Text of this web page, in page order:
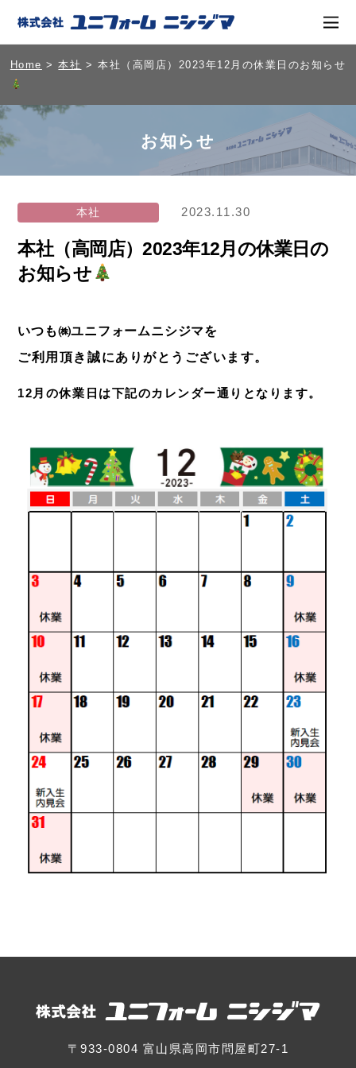
Home >本社 > 本社（高岡店）2023年12月の休業日のお知らせ
お知らせ
本社 2023.11.30
本社（高岡店）2023年12月の休業日の
お知らせ
いつも㈱ユニフォームニシジマを
ご利用頂き誠にありがとうございます。
12 月の休業日は下記のカレンダー通りとなります。
〒933-0804 富山県高岡市問屋町27-1